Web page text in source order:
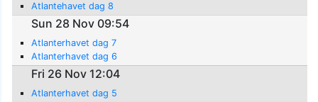
Atlantehavet dag 8
Sun 28 Nov 09:54
Atlanterhavet dag 7
Atlanterhavet dag 6
Fri 26 Nov 12:04
Atlanterhavet dag 5